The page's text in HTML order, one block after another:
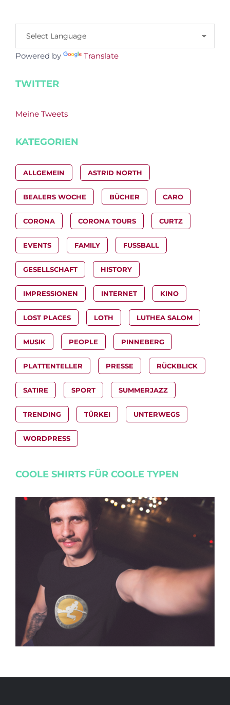
Powered by Translate
TWITTER
Meine Tweets
KATEGORIEN
ALLGEMEIN ASTRID NORTH
BEALERS WOCHE BÜCHER CARO
CORONA CORONA TOURS CURTZ
EVENTS FAMILY FUSSBALL
GESELLSCHAFT HISTORY
IMPRESSIONEN INTERNET KINO
LOST PLACES LOTH LUTHEA SALOM
MUSIK PEOPLE PINNEBERG
PLATTENTELLER PRESSE RÜCKBLICK
SATIRE SPORT SUMMERJAZZ
TRENDING TÜRKEI UNTERWEGS
WORDPRESS
COOLE SHIRTS FÜR COOLE TYPEN